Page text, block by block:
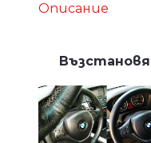
Описание